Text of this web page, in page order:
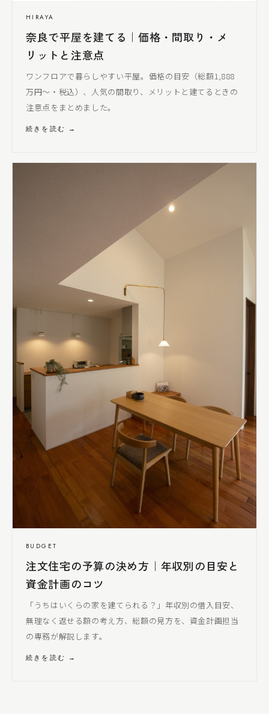
HIRAYA
奈良で平屋を建てる｜価格・間取り・メ
リットと注意点
ワンフロアで暮らしやすい平屋。価格の目安（総額1,888
万円〜・税込）、人気の間取り、メリットと建てるときの
注意点をまとめました。
続きを読む →
BUDGET
注文住宅の予算の決め方｜年収別の目安と
資金計画のコツ
「うちはいくらの家を建てられる？」年収別の借入目安、
無理なく返せる額の考え方、総額の見方を、資金計画担当
の専務が解説します。
続きを読む →